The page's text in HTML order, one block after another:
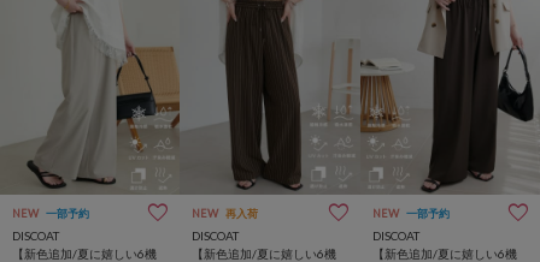
NEW 一部予約
DISCOAT
【新色追加/夏に嬉しい6機
NEW 再入荷
DISCOAT
【新色追加/夏に嬉しい6機
NEW 一部予約
DISCOAT
【新色追加/夏に嬉しい6機